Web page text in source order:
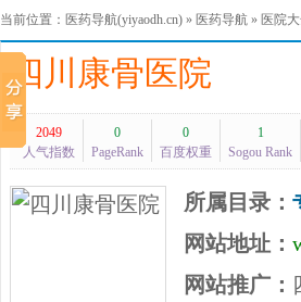
当前位置： 医药导航(yiyaodh.cn) » 医药导航 » 医院
四川康骨医院
2049
人气指数
0
PageRank
0
百度权重
1
Sogou Rank
所属目录：
网站地址：
网站推广：